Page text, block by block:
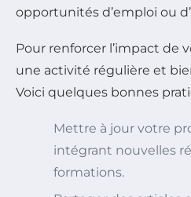
opportunités d’emploi ou
Pour renforcer l’impact de
une activité régulière et
Voici quelques bonnes
Mettre à jour votre
intégrant nouvelles
formations.